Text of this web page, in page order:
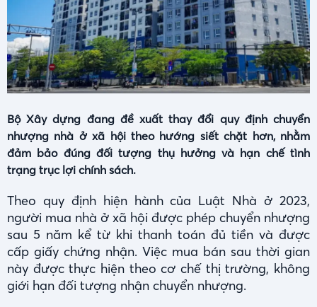
Bộ Xây dựng đang đề xuất thay đổi quy định chuyển
nhượng nhà ở xã hội theo hướng siết chặt hơn, nhằm
đảm bảo đúng đối tượng thụ hưởng và hạn chế tình
trạng trục lợi chính sách.
Theo quy định hiện hành của Luật Nhà ở 2023,
người mua nhà ở xã hội được phép chuyển nhượng
sau 5 năm kể từ khi thanh toán đủ tiền và được
cấp giấy chứng nhận. Việc mua bán sau thời gian
này được thực hiện theo cơ chế thị trường, không
giới hạn đối tượng nhận chuyển nhượng.